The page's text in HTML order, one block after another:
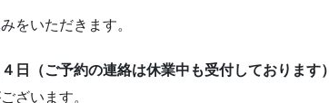
をいただきます。
日（ご予約の連絡は休業中も受付しております）
ざいます。